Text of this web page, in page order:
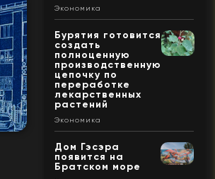
Экономика
Бурятия готовится
создать
полноценную
производственную
цепочку по
переработке
лекарственных
растений
Экономика
Дом Гэсэра
появится на
Братском море